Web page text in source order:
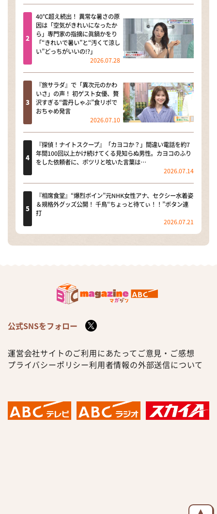
40℃超え続出！ 異常な暑さの原
因は「空気がきれいになったか
ら」専門家の指摘に眞鍋かをり
「“きれいで暑い”と“汚くて涼し
い”どっちがいいの!?」
2026.07.28
『旅サラダ』で「異次元のかわ
いさ」の声！ 初ゲスト女優、贅
沢すぎる“雲丹しゃぶ”食リポで
おちゃめ発言
2026.07.10
『探偵！ナイトスクープ』「カヨコか？」間違い電話を約7
年間100回以上かけ続けてくる見知らぬ男性。カヨコのふり
をした依頼者に、ポツリと呟いた言葉は…
2026.07.14
『相席食堂』“爆烈ボイン”元NHK女性アナ、セクシー水着姿
＆規格外グッズ公開！ 千鳥“ちょっと待てぃ！！”ボタン連
打
2026.07.21
公式SNSをフォロー
運営会社サイトのご利用にあたって ご意見・ご感想
プライバシーポリシー利用者情報の外部送信について